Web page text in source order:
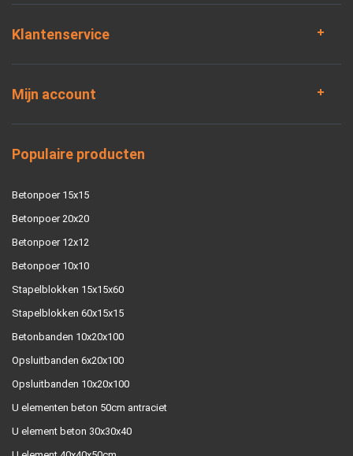
Klantenservice
Mijn account
Populaire producten
Betonpoer 15x15
Betonpoer 20x20
Betonpoer 12x12
Betonpoer 10x10
Stapelblokken 15x15x60
Stapelblokken 60x15x15
Betonbanden 10x20x100
Opsluitbanden 6x20x100
Opsluitbanden 10x20x100
U elementen beton 50cm antraciet
U element beton 30x30x40